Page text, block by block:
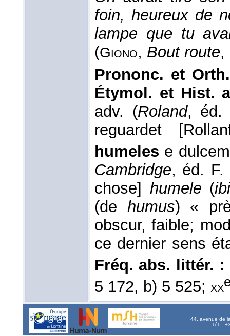
foin, heureux de
lampe que tu
(Giono, Bout route,
Prononc. et
Étymol. et Hist.
adv. (Roland, éd.
reguardet
humeles e
Cambridge, éd.
chose] humele (
(de humus) «
obscur, faible;
ce dernier sens
Fréq. abs. littér. :
5 172, b) 5 525; xx
44, avenue de
Tél. :